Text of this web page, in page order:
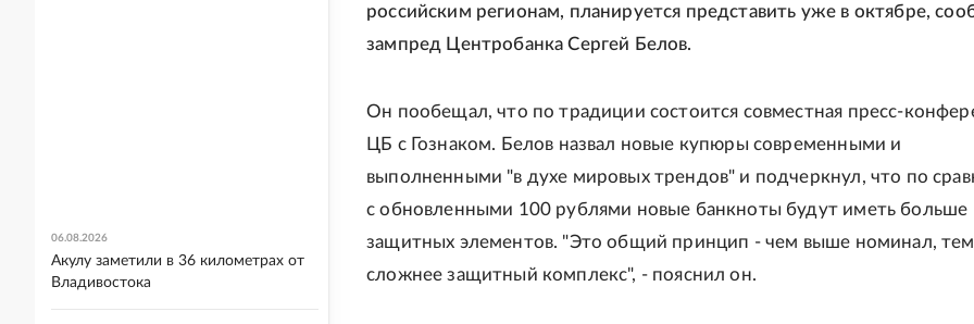
российским регионам, планируется представить уже в октябре,
зампред Центробанка Сергей Белов.
Он пообещал, что по традиции состоится совместная пресс-
ЦБ с Гознаком. Белов назвал новые купюры современными и
выполненными "в духе мировых трендов" и подчеркнул, что по
с обновленными 100 рублями новые банкноты будут иметь больше
защитных элементов. "Это общий принцип - чем выше номинал, тем
сложнее защитный комплекс", - пояснил он.
06.08.2026
Акулу заметили в 36 километрах от
Владивостока